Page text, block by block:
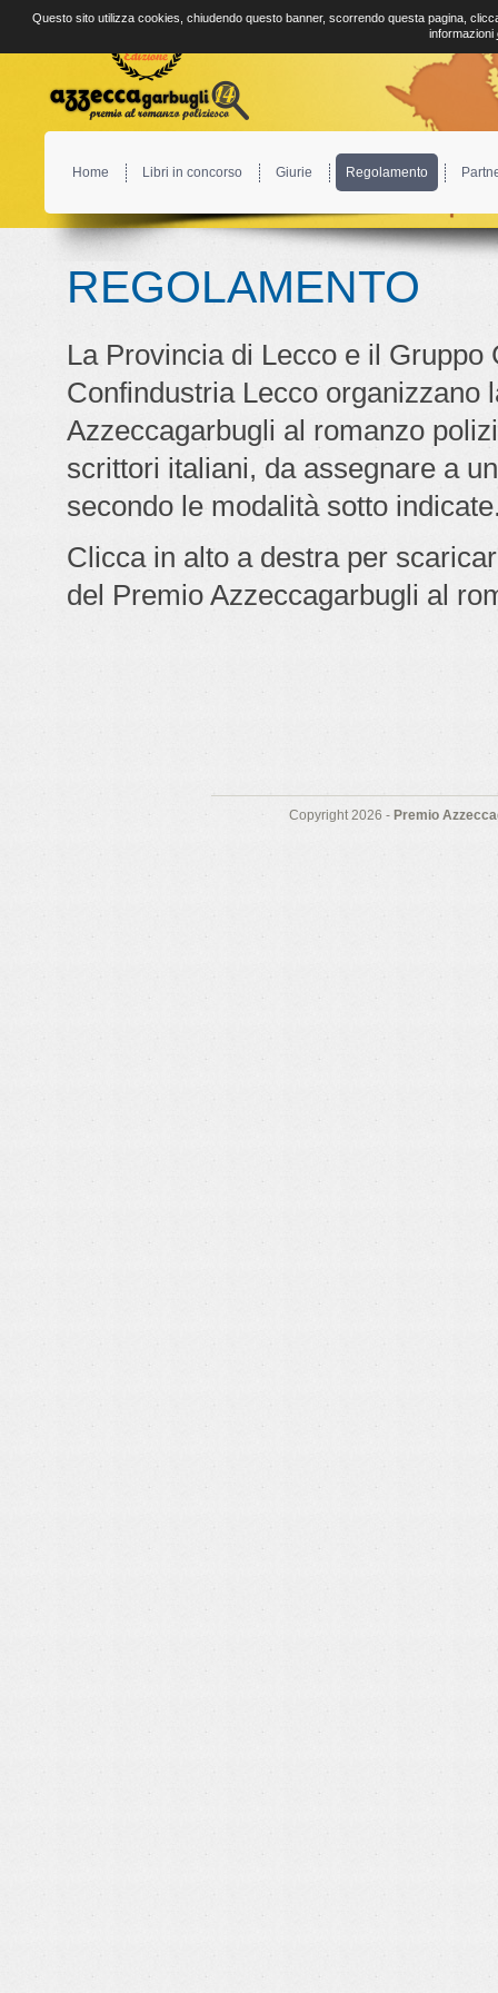
Home Libri in concorso Giurie Regolamento
REGOLAMENTO
La Provincia di Lecco e il Gruppo
Confindustria Lecco organizzano
Azzeccagarbugli al romanzo
scrittori italiani, da assegnare a
secondo le modalità sotto
Clicca in alto a destra per
del Premio Azzeccagarbugli al
Copyright 2026 - Premio
Questo sito utilizza cookies, chiudendo questo banner, scorrendo questa pagina,
informazioni